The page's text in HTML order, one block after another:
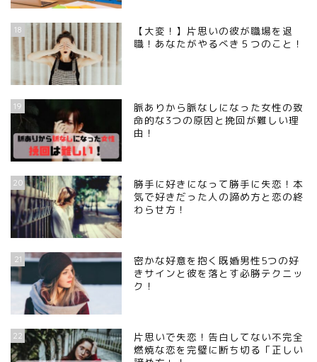
18
【大変！】片思いの彼が職場を退
職！あなたがやるべき５つのこと！
19
脈ありから脈なしになった女性の致
命的な3つの原因と挽回が難しい理
由！
20
勝手に好きになって勝手に失恋！本
気で好きだった人の諦め方と恋の終
わらせ方！
21
密かな好意を抱く既婚男性5つの好
きサインと彼を落とす必勝テクニッ
ク！
22
片思いで失恋！告白してない不完全
燃焼な恋を完璧に断ち切る「正しい